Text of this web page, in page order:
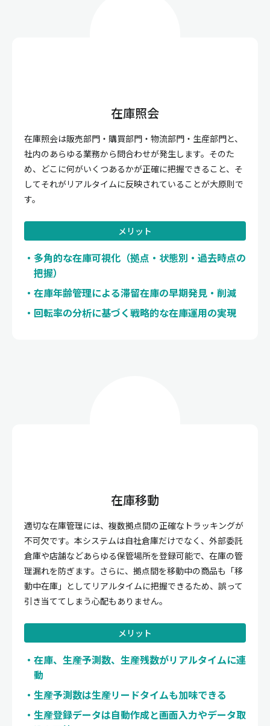
在庫照会
在庫照会は販売部門・購買部門・物流部門・生産部門と、
社内のあらゆる業務から問合わせが発生します。そのた
め、どこに何がいくつあるかが正確に把握できること、そ
してそれがリアルタイムに反映されていることが大原則で
す。
メリット
多角的な在庫可視化（拠点・状態別・過去時点の
把握）
在庫年齢管理による滞留在庫の早期発見・削減
回転率の分析に基づく戦略的な在庫運用の実現
在庫移動
適切な在庫管理には、複数拠点間の正確なトラッキングが
不可欠です。本システムは自社倉庫だけでなく、外部委託
倉庫や店舗などあらゆる保管場所を登録可能で、在庫の管
理漏れを防ぎます。さらに、拠点間を移動中の商品も「移
動中在庫」としてリアルタイムに把握できるため、誤って
引き当ててしまう心配もありません。
メリット
在庫、生産予測数、生産残数がリアルタイムに連
動
生産予測数は生産リードタイムも加味できる
生産登録データは自動作成と画面入力やデータ取